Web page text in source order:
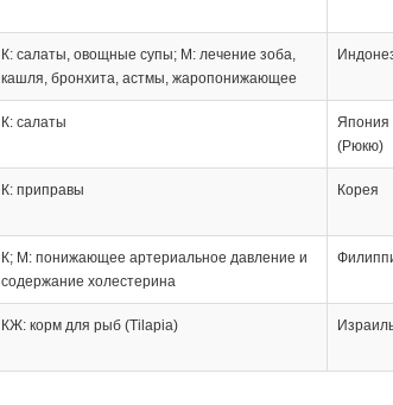
К: салаты, овощные супы; М: лечение зоба,
кашля, бронхита, астмы, жаропонижающее
К: салаты
Япония
(Рюкю)
К: приправы Корея
К; М: понижающее артериальное давление и
содержание холестерина
КЖ: корм для рыб (Tilapia)